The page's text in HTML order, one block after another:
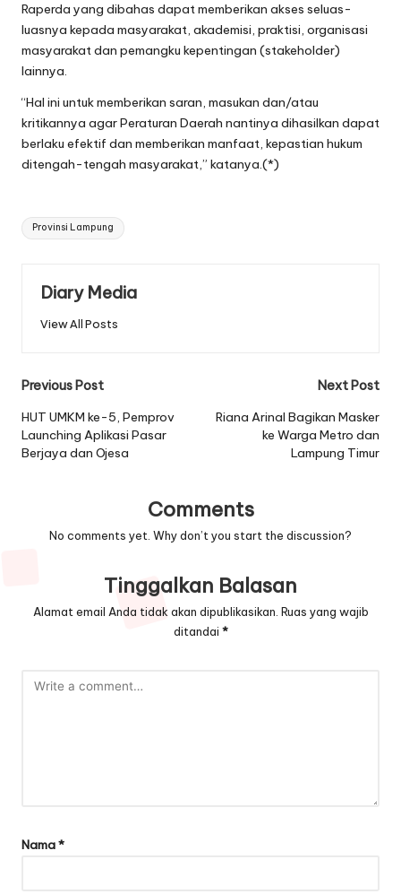
Raperda yang dibahas dapat memberikan akses seluas-
luasnya kepada masyarakat, akademisi, praktisi, organisasi
masyarakat dan pemangku kepentingan (stakeholder)
lainnya.
“Hal ini untuk memberikan saran, masukan dan/atau
kritikannya agar Peraturan Daerah nantinya dihasilkan dapat
berlaku efektif dan memberikan manfaat, kepastian hukum
ditengah-tengah masyarakat,” katanya.(*)
Tags:
Provinsi Lampung
Diary Media
View All Posts
Post
navigation
Previous Post
HUT UMKM ke-5, Pemprov
Launching Aplikasi Pasar
Berjaya dan Ojesa
Next Post
Riana Arinal Bagikan Masker
ke Warga Metro dan
Lampung Timur
Comments
No comments yet. Why don’t you start the discussion?
Tinggalkan Balasan
Alamat email Anda tidak akan dipublikasikan. Ruas yang wajib
ditandai *
Nama*